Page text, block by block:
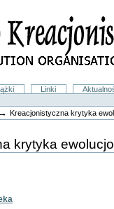
Linki
→Kreacjonistyczna krytyka
krytyka